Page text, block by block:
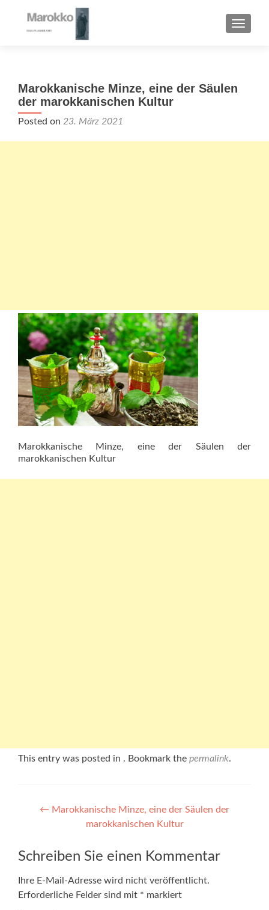
Marokkanische Minze, eine der Säulen
der marokkanischen Kultur
Posted on 23. März 2021
Marokkanische Minze, eine der Säulen der
marokkanischen Kultur
This entry was posted in . Bookmark the permalink.
← Marokkanische Minze, eine der Säulen der
marokkanischen Kultur
Schreiben Sie einen Kommentar
Ihre E-Mail-Adresse wird nicht veröffentlicht.
Erforderliche Felder sind mit * markiert